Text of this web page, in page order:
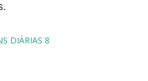
DIÁRIAS 8